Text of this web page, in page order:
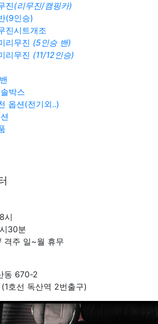
진(리무진/캠핑카)
(9인승)
진시트개조
리무진 (5인승 밴)
리무진 (11/12인승)
박스
옵션(전기외..)
시
30분
격주 일~월 휴무
동 670-2
호선 독산역 2번출구)